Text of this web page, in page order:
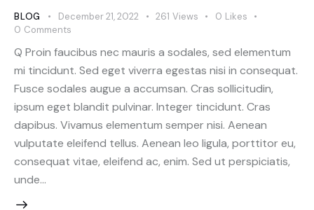
BLOG December 21, 2022 261 Views 0 Likes
0 Comments
Q Proin faucibus nec mauris a sodales, sed elementum
mi tincidunt. Sed eget viverra egestas nisi in consequat.
Fusce sodales augue a accumsan. Cras sollicitudin,
ipsum eget blandit pulvinar. Integer tincidunt. Cras
dapibus. Vivamus elementum semper nisi. Aenean
vulputate eleifend tellus. Aenean leo ligula, porttitor eu,
consequat vitae, eleifend ac, enim. Sed ut perspiciatis,
unde…